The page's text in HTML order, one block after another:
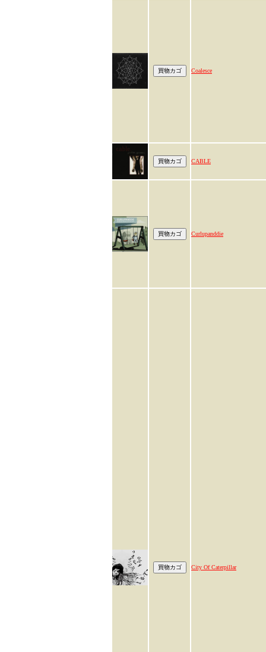
Coalesce
CABLE
Curlupanddie
City Of Caterpillar